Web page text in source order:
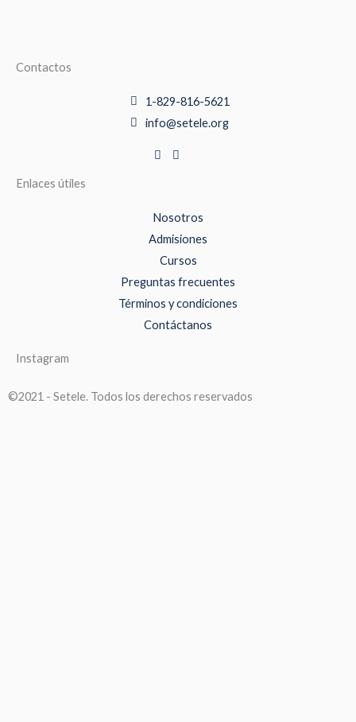
Contactos
1-829-816-5621
info@setele.org
Enlaces útiles
Nosotros
Admisiones
Cursos
Preguntas frecuentes
Términos y condiciones
Contáctanos
Instagram
©2021 - Setele. Todos los derechos reservados